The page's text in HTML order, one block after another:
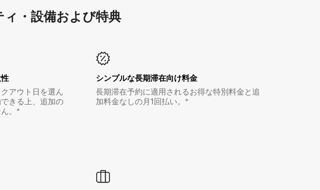
・設⁠備⁠および特⁠典
アウト日を選ん
きる上、追加の
。*
シンプルな長期滞在向け料金
長期滞在予約に適用されるお得な特別料金と追
加料金なしの月1回払い。*